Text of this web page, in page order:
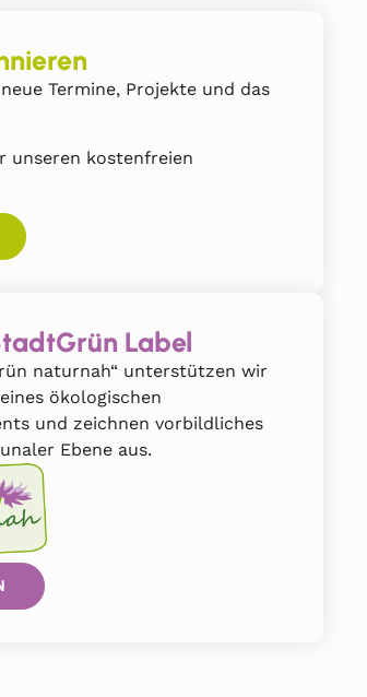
Termine, Projekte und das
unseren kostenfreien
Label
naturnah“ unterstützen wir
ökologischen
und zeichnen vorbildliches
Ebene aus.